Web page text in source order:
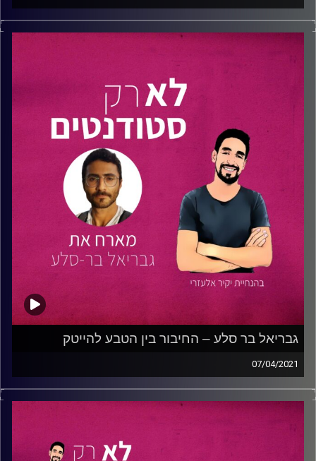
בפרק זה נביא את סיפורו של סמלארז שגיאזכרונו לברכה.
ארז נפל בקרב במבצע "צוק איתן" ביום א' באב
קדמי, סמל נדב ריימונד וסמל ברקאי ישי שור.
ארז נהרג במהלך חילופי אש באירוע חדירת מחבלים ליד קיבוץ
נחל עוז דרך מנהרה. היה בן תשע-עשרה בנפלו. הוא הובא
למנוחות בבית העלמין הצבאי בחיפה. הותיר הורים ושתי אחיות.
הפרק בהשתתפות אילן שגיא אבא של ארז וסרן עומרי אלקבץ
חבר של ארז מהפנימייה הצבאית. עורך הפרק, יקיר אלעזרי.
קרדיט תמונות:
נתנאל גולדפדר
גבריאל בר סלע – החיבור בין הטבע להייטק
07/04/2021
בפרק זה מארח יקיר לשיחה אתגבריאל בר סלע, סטודנט
למדעי הצמחבפקולטה לחקלאות ברחובותועובד
ודאטא אנליסט.